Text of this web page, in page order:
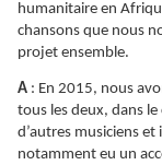
humanitaire en
chansons que nous
projet ensemble.
A : En 2015, nous
tous les deux, dans
d’autres musiciens
notamment eu un